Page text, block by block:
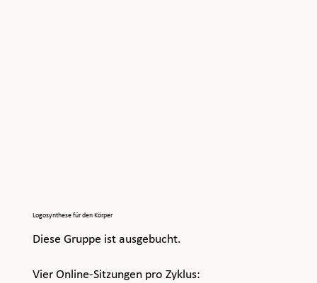
Logosynthese für den Körper
Diese Gruppe ist ausgebucht.
Vier Online-Sitzungen pro Zyklus: